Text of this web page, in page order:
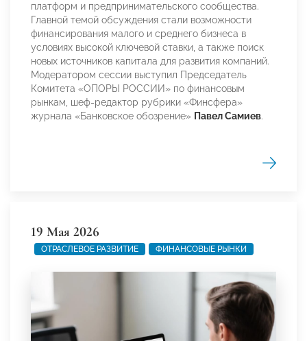
платформ и предпринимательского сообщества.
Главной темой обсуждения стали возможности
финансирования малого и среднего бизнеса в
условиях высокой ключевой ставки, а также поиск
новых источников капитала для развития компаний.
Модератором сессии выступил Председатель
Комитета «ОПОРЫ РОССИИ» по финансовым
рынкам, шеф-редактор рубрики «Финсфера»
журнала «Банковское обозрение» Павел Самиев.
19 Мая 2026
ОТРАСЛЕВОЕ РАЗВИТИЕ ФИНАНСОВЫЕ РЫНКИ